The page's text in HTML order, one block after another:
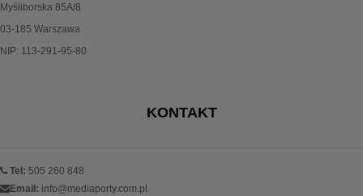
Myśliborska 85A/8
03-185 Warszawa
NIP: 113-291-95-80
KONTAKT
Tel: 505 260 848
Email: info@mediaporty.com.pl